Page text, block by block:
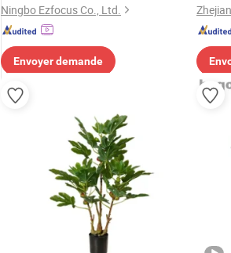
Ningbo Ezfocus Co., Ltd.
Envoyer demande